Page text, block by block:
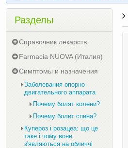
Разделы
Справочник лекарств
Farmacia NUOVA (Италия)
Симптомы и назначения
Заболевания опорно-
двигательного аппарата
Почему болят колени?
Почему болит спина?
Купероз і розацеа: що це
таке і чому вони
з'являються на обличчі